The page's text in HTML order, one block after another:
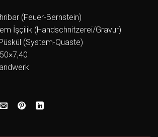
(Feuer-Bernstein)
İşçilik (Handschnitzerei/Gravur)
(System-Quaste)